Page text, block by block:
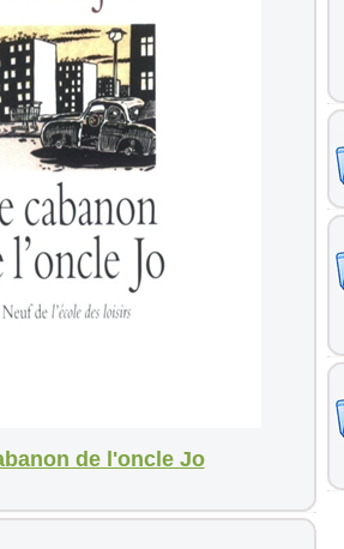
de l'oncle Jo